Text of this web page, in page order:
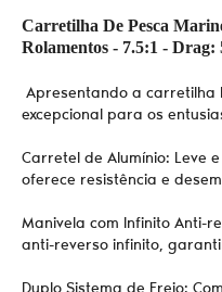
Carretilha De Pesca
Rolamentos - 7.5:1 - Drag:
Apresentando a carretilha
excepcional para os
Carretel de Alumínio: Leve
oferece resistência e
Manivela com Infinito Anti-
anti-reverso infinito,
Duplo Sistema de Freio: